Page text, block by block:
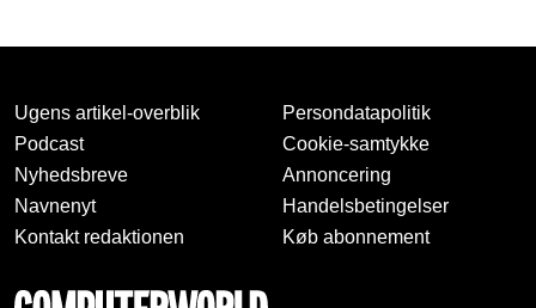
Ugens artikel-overblik
Podcast
Nyhedsbreve
Navnenyt
Kontakt redaktionen
Persondatapolitik
Cookie-samtykke
Annoncering
Handelsbetingelser
Køb abonnement